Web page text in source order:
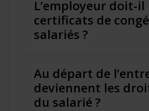
L’employeur doit-
certificats de
salariés ?
Au départ de
deviennent les
du salarié ?